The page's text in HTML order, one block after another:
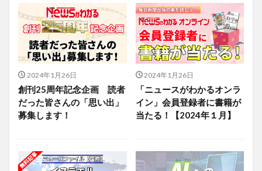
2024年1月26日
創刊25周年記念企画 読者
だった皆さんの「思い出」
募集します！
2024年1月26日
「ニュースがわかるオンラ
イン」会員登録者に書籍が
当たる！【2024年１月】